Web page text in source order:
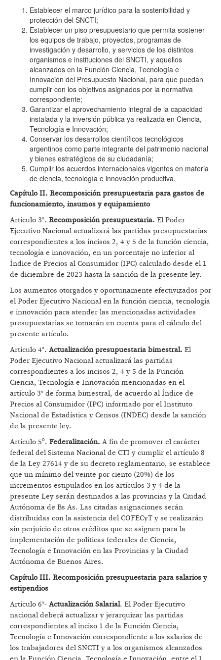
Establecer el marco jurídico para la sostenibilidad y
protección del SNCTI;
Establecer un piso presupuestario que permita sostener
los equipos de trabajo, proyectos, programas de
investigación y desarrollo, y servicios de los distintos
organismos e instituciones del SNCTI, y aquellos
alcanzados en la Función Ciencia, Tecnología e
Innovación del Presupuesto Nacional, para que puedan
cumplir con los objetivos asignados por la normativa
correspondiente;
Garantizar el aprovechamiento integral de la capacidad
instalada y la inversión pública ya realizada en Ciencia,
Tecnología e Innovación;
Conservar los desarrollos científicos tecnológicos
argentinos como parte integrante del patrimonio nacional
y bienes estratégicos de su ciudadanía;
Cumplir los acuerdos internacionales vigentes en materia
de ciencia, tecnología e innovación productiva.
Capítulo II. Recomposición presupuestaria para gastos de
funcionamiento, insumos y equipamiento
Artículo 3°. Recomposición presupuestaria. El Poder
Ejecutivo Nacional actualizará las partidas presupuestarias
correspondientes a los incisos 2, 4 y 5 de la función ciencia,
tecnología e innovación, en un porcentaje no inferior al
Índice de Precios al Consumidor (IPC) calculado desde el 1
de diciembre de 2023 hasta la sanción de la presente ley.
Los aumentos otorgados y oportunamente efectivizados por
el Poder Ejecutivo Nacional en la función ciencia, tecnología
e innovación para atender las mencionadas actividades
presupuestarias se tomarán en cuenta para el cálculo del
presente artículo.
Artículo 4°. Actualización presupuestaria bimestral. El
Poder Ejecutivo Nacional actualizará las partidas
correspondientes a los incisos 2, 4 y 5 de la Función
Ciencia, Tecnología e Innovación mencionadas en el
artículo 3° de forma bimestral, de acuerdo al Índice de
Precios al Consumidor (IPC) informado por el Instituto
Nacional de Estadística y Censos (INDEC) desde la sanción
de la presente ley.
Artículo 5º. Federalización. A fin de promover el carácter
federal del Sistema Nacional de CTI y cumplir el artículo 8
de la Ley 27614 y de su decreto reglamentario, se establece
que un mínimo del veinte por ciento (20%) de los
incrementos estipulados en los artículos 3 y 4 de la
presente Ley serán destinados a las provincias y la Ciudad
Autónoma de Bs As. Las citadas asignaciones serán
distribuidas con la asistencia del COFECyT y se realizarán
sin perjuicio de otros créditos que se asignen para la
implementación de políticas federales de Ciencia,
Tecnología e Innovación en las Provincias y la Ciudad
Autónoma de Buenos Aires.
Capítulo III. Recomposición presupuestaria para salarios y
estipendios
Artículo 6°- Actualización Salarial. El Poder Ejecutivo
nacional deberá actualizar y jerarquizar las partidas
correspondientes al inciso 1 de la Función Ciencia,
Tecnología e Innovación correspondiente a los salarios de
los trabajadores del SNCTI y a los organismos alcanzados